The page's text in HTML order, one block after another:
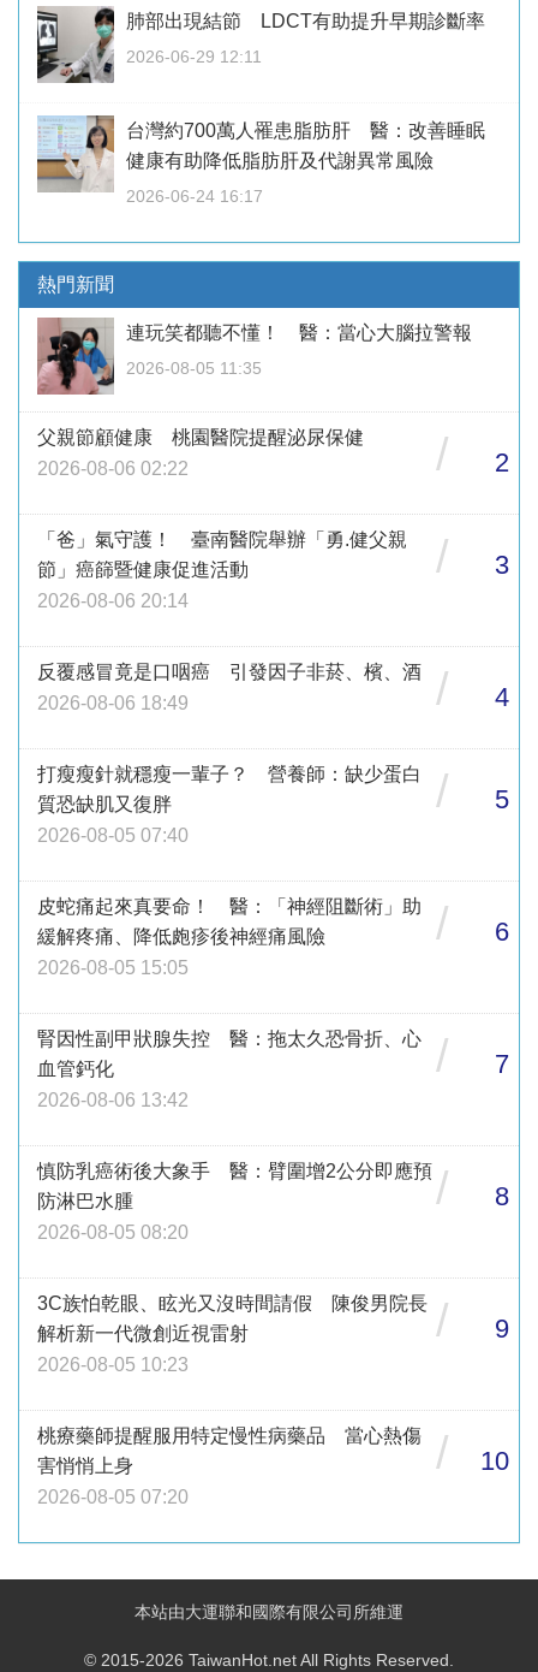
肺部出現結節 LDCT有助提升早期診斷率
2026-06-29 12:11
台灣約700萬人罹患脂肪肝 醫：改善睡眠
健康有助降低脂肪肝及代謝異常風險
2026-06-24 16:17
熱門新聞
連玩笑都聽不懂！ 醫：當心大腦拉警報
2026-08-05 11:35
父親節顧健康 桃園醫院提醒泌尿保健
2026-08-06 02:22
/ 2
「爸」氣守護！ 臺南醫院舉辦「勇.健父親
節」癌篩暨健康促進活動
2026-08-06 20:14
/ 3
反覆感冒竟是口咽癌 引發因子非菸、檳、酒
2026-08-06 18:49
/ 4
打瘦瘦針就穩瘦一輩子？ 營養師：缺少蛋白
質恐缺肌又復胖
2026-08-05 07:40
/ 5
皮蛇痛起來真要命！ 醫：「神經阻斷術」助
緩解疼痛、降低皰疹後神經痛風險
2026-08-05 15:05
/ 6
腎因性副甲狀腺失控 醫：拖太久恐骨折、心
血管鈣化
2026-08-06 13:42
/ 7
慎防乳癌術後大象手 醫：臂圍增2公分即應預
防淋巴水腫
2026-08-05 08:20
/ 8
3C族怕乾眼、眩光又沒時間請假 陳俊男院長
解析新一代微創近視雷射
2026-08-05 10:23
/ 9
桃療藥師提醒服用特定慢性病藥品 當心熱傷
害悄悄上身
2026-08-05 07:20
/ 10
本站由大運聯和國際有限公司所維運
© 2015-2026 TaiwanHot.net All Rights Reserved.